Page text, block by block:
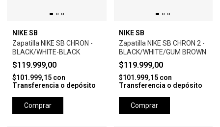
NIKE SB
Zapatilla NIKE SB CHRON -
BLACK/WHITE-BLACK
$119.999,00
$101.999,15 con
Transferencia o depósito
Comprar
NIKE SB
Zapatilla NIKE SB CHRON 2 -
BLACK/WHITE/GUM BROWN
$119.999,00
$101.999,15 con
Transferencia o depósito
Comprar